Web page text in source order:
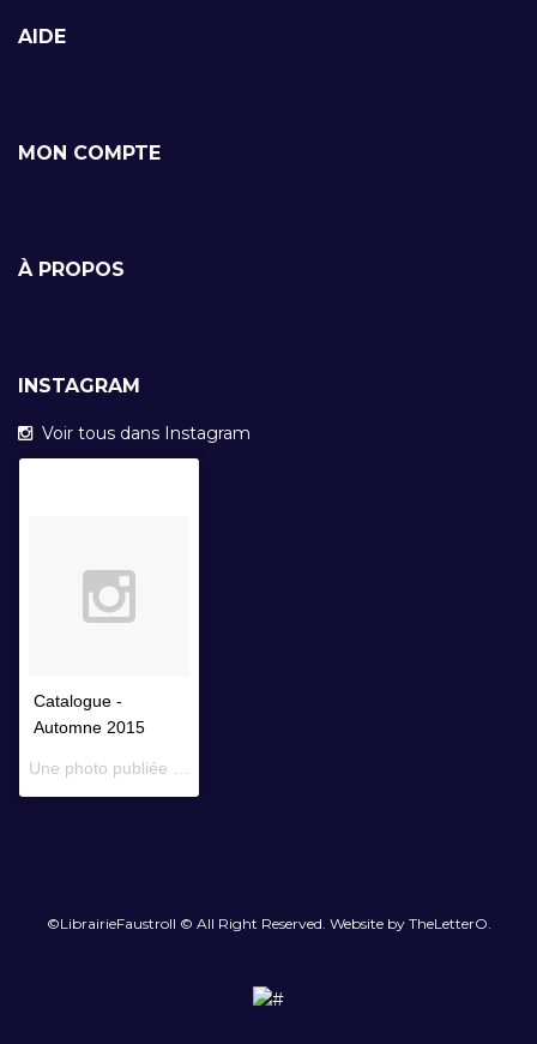
AIDE
MON COMPTE
À PROPOS
INSTAGRAM
Voir tous dans Instagram
Catalogue -
Automne 2015
©LibrairieFaustroll © All Right Reserved. Website by TheLetterO.